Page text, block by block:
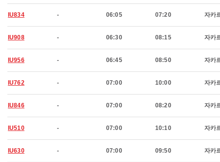
IU834 - 06:05 07:20 자카
IU908 - 06:30 08:15 자카
IU956 - 06:45 08:50 자카
IU762 - 07:00 10:00 자카
IU846 - 07:00 08:20 자카
IU510 - 07:00 10:10 자카
IU630 - 07:00 09:50 자카